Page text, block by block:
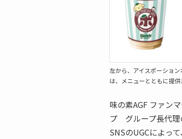
左から、アイスポーショ
は、メニューとともに提供
味の素AGF ファン
プ グループ長代理
SNSのUGCによっ